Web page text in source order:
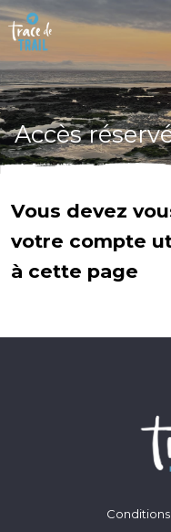
Accès
Vous devez
votre compte
à cette page